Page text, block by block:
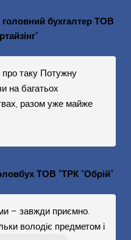
бухгалтер ТОВ
про таку Потужну
на багатьох
разом уже майже
ТОВ "ТРК "Обрій"
– завжди приємно.
володіє предметом і